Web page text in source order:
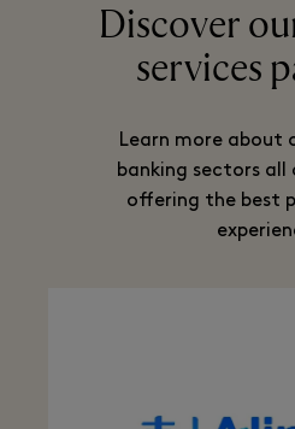
Discover
services
Learn more about
banking sectors
offering the best